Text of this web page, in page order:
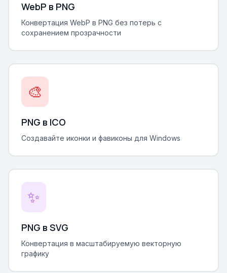
WebP в PNG
Конвертация WebP в PNG без потерь с
сохранением прозрачности
🎨
PNG в ICO
Создавайте иконки и фавиконы для Windows
✨
PNG в SVG
Конвертация в масштабируемую векторную
графику